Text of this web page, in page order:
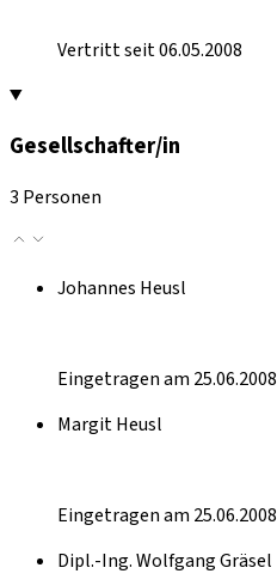
Vertritt seit 06.05.2008
Gesellschafter/in
3 Personen
Johannes Heusl
Eingetragen am 25.06.2008
Margit Heusl
Eingetragen am 25.06.2008
Dipl.-Ing. Wolfgang Gräsel